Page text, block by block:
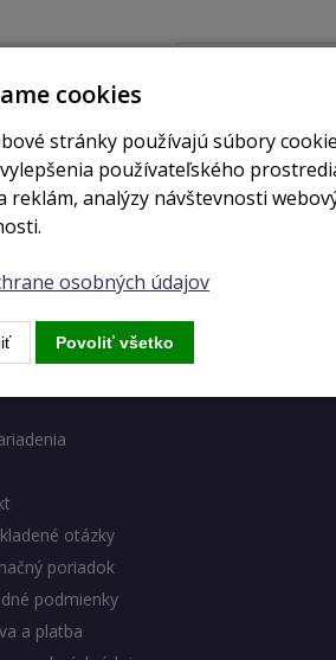
eshopu
otázky
poriadok
podmienky
a platba
cookies
stránky používajú súbory
používateľského
reklám, analýzy návštevnosti
osobných údajov
Povoliť všetko